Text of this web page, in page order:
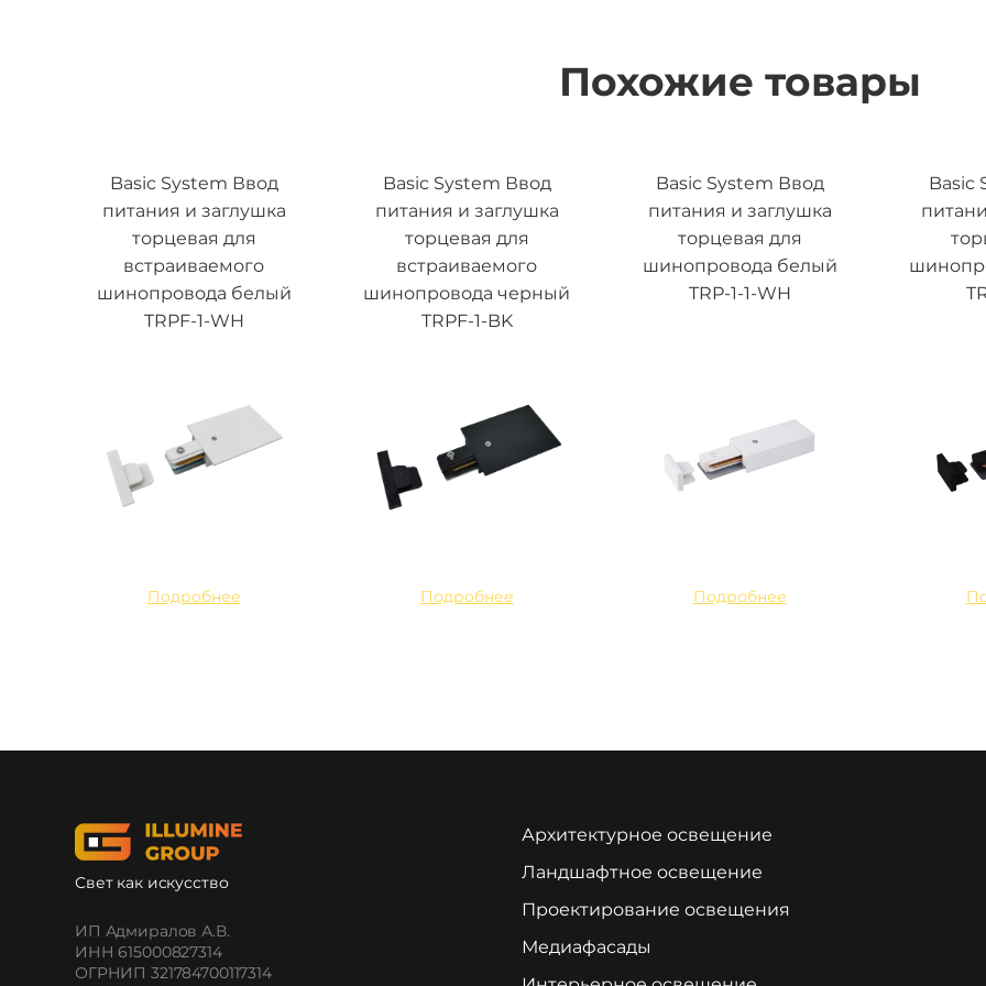
Похожие товары
Basic System Ввод
питания и заглушка
торцевая для
встраиваемого
шинопровода белый
TRPF-1-WH
Подробнее
Basic System Ввод
питания и заглушка
торцевая для
встраиваемого
шинопровода черный
TRPF-1-BK
Подробнее
Basic System Ввод
питания и заглушка
торцевая для
шинопровода белый
TRP-1-1-WH
Подробнее
Basic
Свет как искусство
ИП Адмиралов А.В.
ИНН 615000827314
ОГРНИП 321784700117314
Архитектурное освещение
Ландшафтное освещение
Проектирование освещения
Медиафасады